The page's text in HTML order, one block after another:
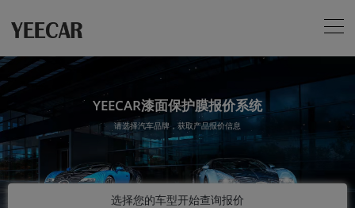
YEECAR漆面保护膜报价系统
请选择汽车品牌，获取产品报价信息
选择您的车型开始查询报价